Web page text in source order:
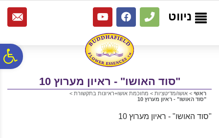
נגישות
אתר
המרכזי
ניווט
"סוד האושו" - ראיון מערוץ 10
ראשי > אושו/מדיטציות > מחוכמת אושו+ראיונות בתקשורת >
"סוד האושו" - ראיון מערוץ 10
"סוד האושו" - ראיון מערוץ 10